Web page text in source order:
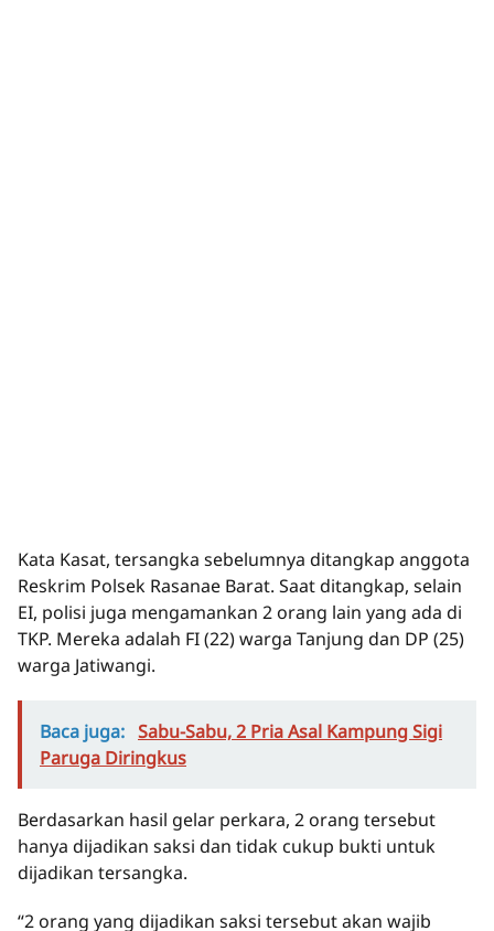
Kata Kasat, tersangka sebelumnya ditangkap anggota
Reskrim Polsek Rasanae Barat. Saat ditangkap, selain
EI, polisi juga mengamankan 2 orang lain yang ada di
TKP. Mereka adalah FI (22) warga Tanjung dan DP (25)
warga Jatiwangi.
Baca juga: Sabu-Sabu, 2 Pria Asal Kampung Sigi
Paruga Diringkus
Berdasarkan hasil gelar perkara, 2 orang tersebut
hanya dijadikan saksi dan tidak cukup bukti untuk
dijadikan tersangka.
“2 orang yang dijadikan saksi tersebut akan wajib